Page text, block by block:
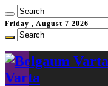
Friday , August 7 2026
Varta